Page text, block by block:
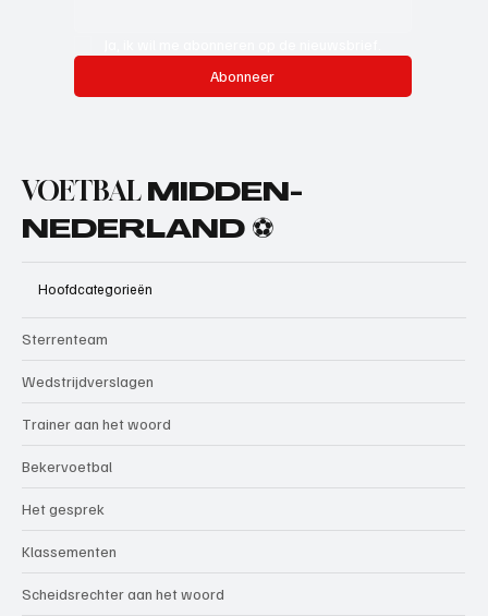
Abonneer
VOETBAL MIDDEN-
NEDERLAND ⚽
Hoofdcategorieën
Sterrenteam
Wedstrijdverslagen
Trainer aan het woord
Bekervoetbal
Het gesprek
Klassementen
Scheidsrechter aan het woord